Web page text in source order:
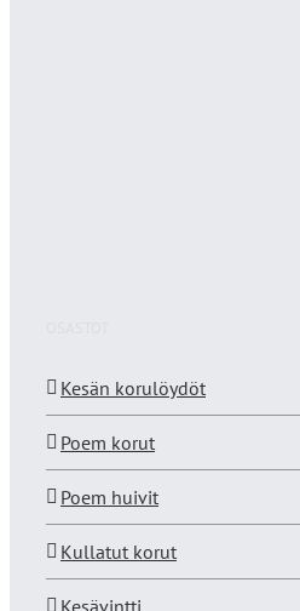
Kesän korulöydöt
Poem korut
Poem huivit
Kullatut korut